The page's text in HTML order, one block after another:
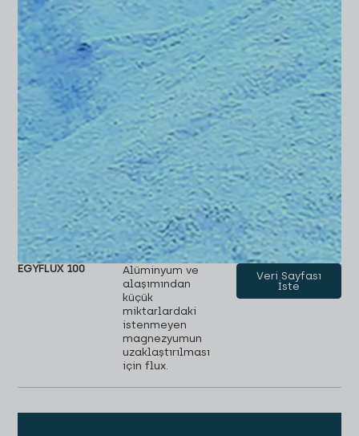
EGYFLUX 100
Alüminyum ve
alaşımından
küçük
miktarlardaki
istenmeyen
magnezyumun
uzaklaştırılması
için flux.
Veri Sayfası
İste